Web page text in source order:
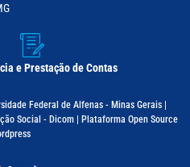
e Prestação de Contas
Federal de Alfenas - Minas Gerais |
Social - Dicom | Plataforma Open Source